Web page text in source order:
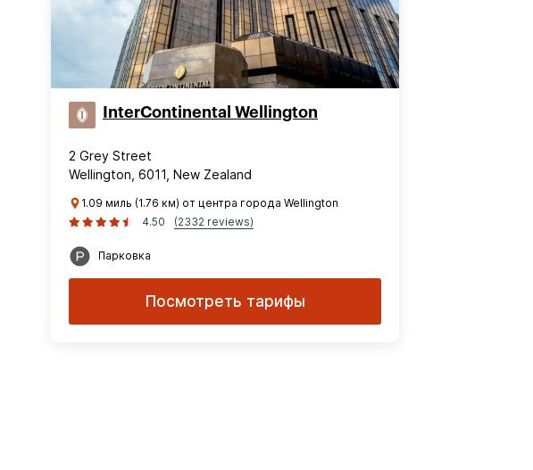
InterContinental Wellington
2 Grey Street
Wellington, 6011, New Zealand
1.09 миль (1.76 км) от центра города Wellington
4.50
(2332 reviews)
Парковка
Посмотреть тарифы